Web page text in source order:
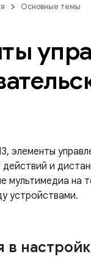
Основные темы
элементы
действий и
мультимедиа на
устройствами.
в